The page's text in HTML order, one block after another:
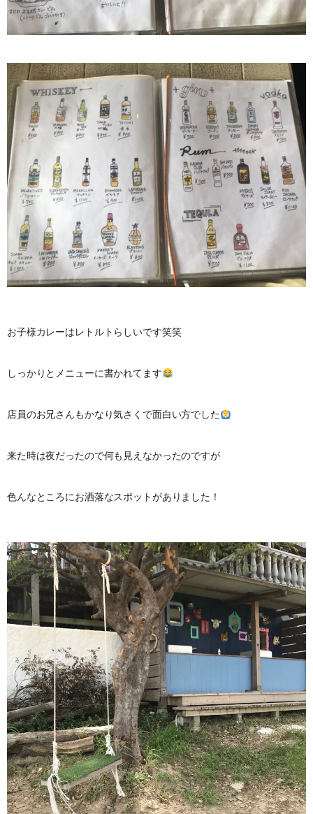
お子様カレーはレトルトらしいです笑笑
しっかりとメニューに書かれてます
店員のお兄さんもかなり気さくで面白い方でした
来た時は夜だったので何も見えなかったのですが
色んなところにお洒落なスポットがありました！